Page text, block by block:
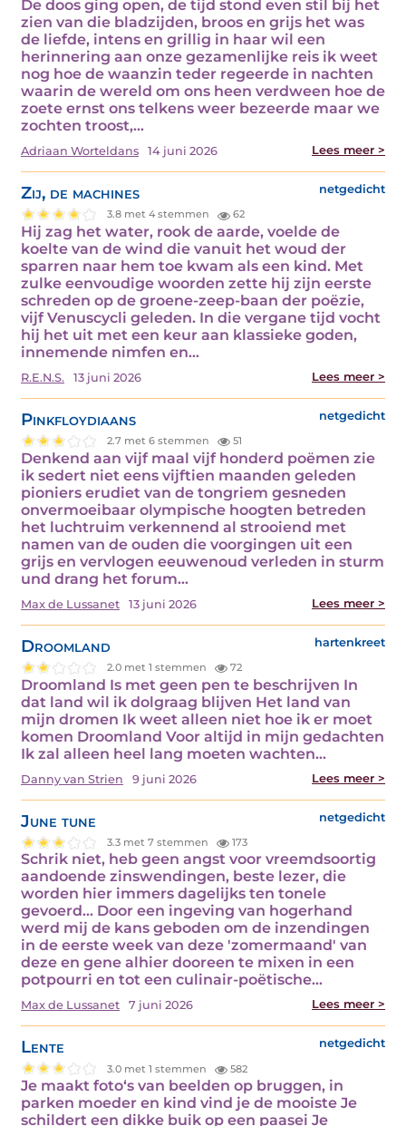
De doos ging open, de tijd stond even stil bij het
zien van die bladzijden, broos en grijs het was
de liefde, intens en grillig in haar wil een
herinnering aan onze gezamenlijke reis ik weet
nog hoe de waanzin teder regeerde in nachten
waarin de wereld om ons heen verdween hoe de
zoete ernst ons telkens weer bezeerde maar we
zochten troost,…
Adriaan Worteldans 14 juni 2026 Lees meer >
Zij, de machines netgedicht
3.8 met 4 stemmen 62
Hij zag het water, rook de aarde, voelde de
koelte van de wind die vanuit het woud der
sparren naar hem toe kwam als een kind. Met
zulke eenvoudige woorden zette hij zijn eerste
schreden op de groene-zeep-baan der poëzie,
vijf Venuscycli geleden. In die vergane tijd vocht
hij het uit met een keur aan klassieke goden,
innemende nimfen en…
R.E.N.S. 13 juni 2026 Lees meer >
Pinkfloydiaans netgedicht
2.7 met 6 stemmen 51
Denkend aan vijf maal vijf honderd poëmen zie
ik sedert niet eens vijftien maanden geleden
pioniers erudiet van de tongriem gesneden
onvermoeibaar olympische hoogten betreden
het luchtruim verkennend al strooiend met
namen van de ouden die voorgingen uit een
grijs en vervlogen eeuwenoud verleden in sturm
und drang het forum…
Max de Lussanet 13 juni 2026 Lees meer >
Droomland hartenkreet
2.0 met 1 stemmen 72
Droomland Is met geen pen te beschrijven In
dat land wil ik dolgraag blijven Het land van
mijn dromen Ik weet alleen niet hoe ik er moet
komen Droomland Voor altijd in mijn gedachten
Ik zal alleen heel lang moeten wachten…
Danny van Strien 9 juni 2026 Lees meer >
June tune netgedicht
3.3 met 7 stemmen 173
Schrik niet, heb geen angst voor vreemdsoortig
aandoende zinswendingen, beste lezer, die
worden hier immers dagelijks ten tonele
gevoerd... Door een ingeving van hogerhand
werd mij de kans geboden om de inzendingen
in de eerste week van deze 'zomermaand' van
deze en gene alhier dooreen te mixen in een
potpourri en tot een culinair-poëtische…
Max de Lussanet 7 juni 2026 Lees meer >
Lente netgedicht
3.0 met 1 stemmen 582
Je maakt foto‘s van beelden op bruggen, in
parken moeder en kind vind je de mooiste Je
schildert een dikke buik op een paasei Je